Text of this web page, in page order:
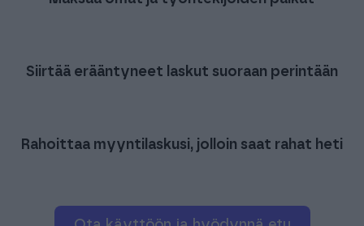
Siirtää erääntyneet laskut suoraan perintään
Rahoittaa myyntilaskusi, jolloin saat rahat heti